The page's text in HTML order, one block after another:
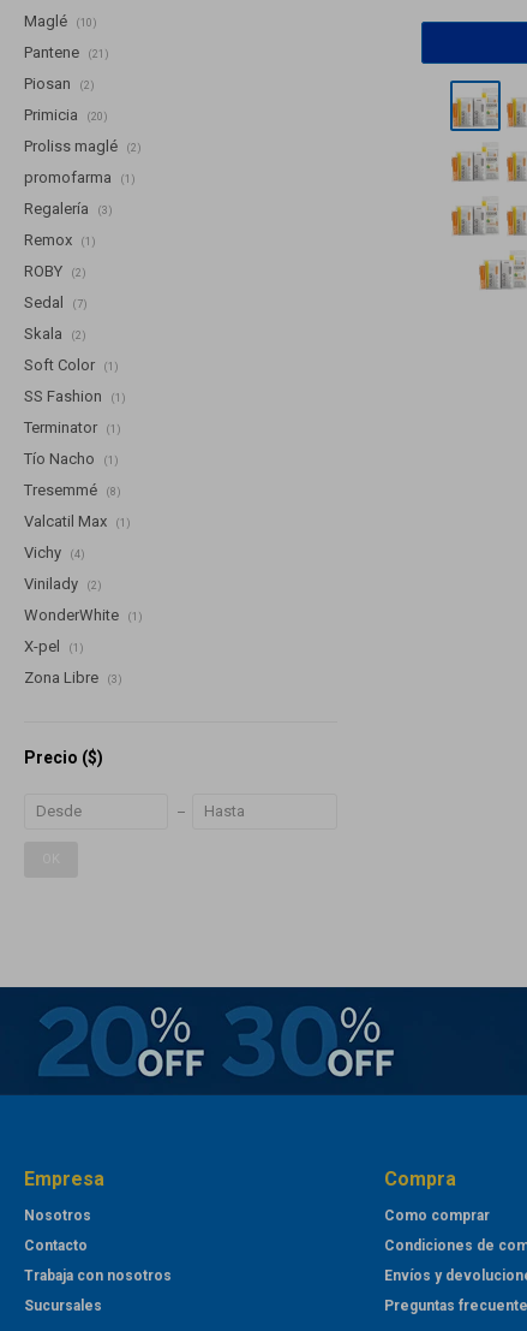
Maglé (10)
Pantene (21)
Piosan (2)
Primicia (20)
Proliss maglé (2)
promofarma (1)
Regalería (3)
Remox (1)
ROBY (2)
Sedal (7)
Skala (2)
Soft Color (1)
SS Fashion (1)
Terminator (1)
Tío Nacho (1)
Tresemmé (8)
Valcatil Max (1)
Vichy (4)
Vinilady (2)
WonderWhite (1)
X-pel (1)
Zona Libre (3)
Precio ($)
Empresa
Nosotros
Contacto
Trabaja con nosotros
Sucursales
Compra
Como comprar
Condiciones de
Envíos y
Preguntas